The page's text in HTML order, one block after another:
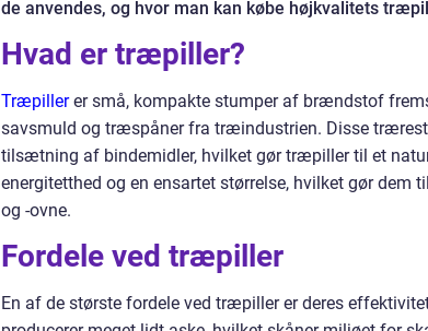
de anvendes, og hvor man kan købe højkvalitets
Hvad er træpiller?
Træpillerer små, kompakte stumper af brændstof
savsmuld og træspåner fra træindustrien. Disse
tilsætning af bindemidler, hvilket gør træpiller til et
energitetthed og en ensartet størrelse, hvilket gør
og -ovne.
Fordele ved træpiller
En af de største fordele ved træpiller er deres